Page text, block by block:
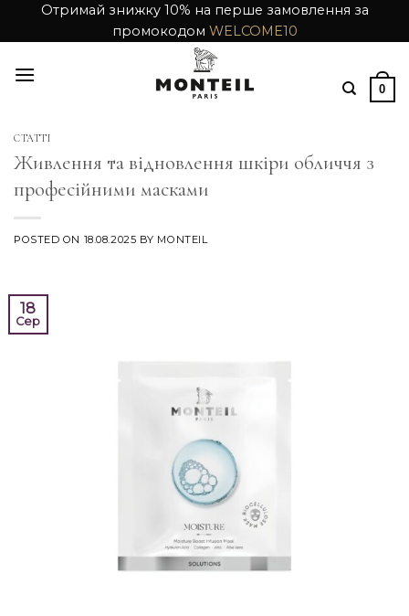
Отримай знижку 10% на перше замовлення за
промокодом WELCOME10
0
СТАТТІ
Живлення та відновлення шкіри обличчя з
професійними масками
POSTED ON 18.08.2025 BY MONTEIL
18
Сер